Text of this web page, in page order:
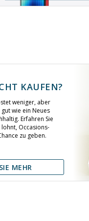
KAUFEN?
weniger, aber
wie ein Neues
Erfahren Sie
Occasions-
zu geben.
MEHR